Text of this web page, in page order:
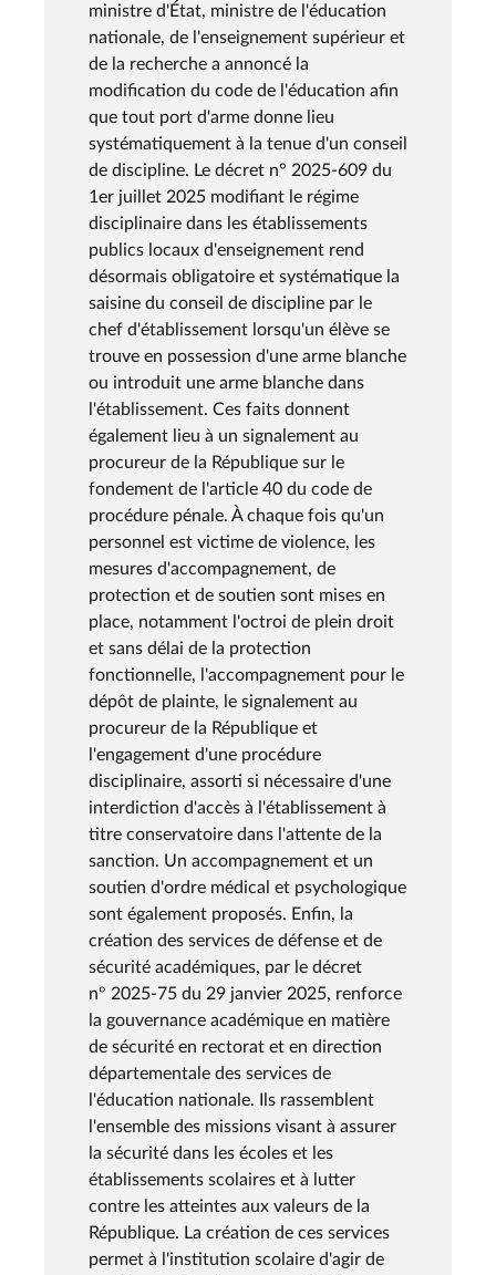
ministre d'État, ministre de l'éducation
nationale, de l'enseignement supérieur et
de la recherche a annoncé la
modification du code de l'éducation afin
que tout port d'arme donne lieu
systématiquement à la tenue d'un conseil
de discipline. Le décret n° 2025-609 du
1er juillet 2025 modifiant le régime
disciplinaire dans les établissements
publics locaux d'enseignement rend
désormais obligatoire et systématique la
saisine du conseil de discipline par le
chef d'établissement lorsqu'un élève se
trouve en possession d'une arme blanche
ou introduit une arme blanche dans
l'établissement. Ces faits donnent
également lieu à un signalement au
procureur de la République sur le
fondement de l'article 40 du code de
procédure pénale. À chaque fois qu'un
personnel est victime de violence, les
mesures d'accompagnement, de
protection et de soutien sont mises en
place, notamment l'octroi de plein droit
et sans délai de la protection
fonctionnelle, l'accompagnement pour le
dépôt de plainte, le signalement au
procureur de la République et
l'engagement d'une procédure
disciplinaire, assorti si nécessaire d'une
interdiction d'accès à l'établissement à
titre conservatoire dans l'attente de la
sanction. Un accompagnement et un
soutien d'ordre médical et psychologique
sont également proposés. Enfin, la
création des services de défense et de
sécurité académiques, par le décret
n° 2025-75 du 29 janvier 2025, renforce
la gouvernance académique en matière
de sécurité en rectorat et en direction
départementale des services de
l'éducation nationale. Ils rassemblent
l'ensemble des missions visant à assurer
la sécurité dans les écoles et les
établissements scolaires et à lutter
contre les atteintes aux valeurs de la
République. La création de ces services
permet à l'institution scolaire d'agir de